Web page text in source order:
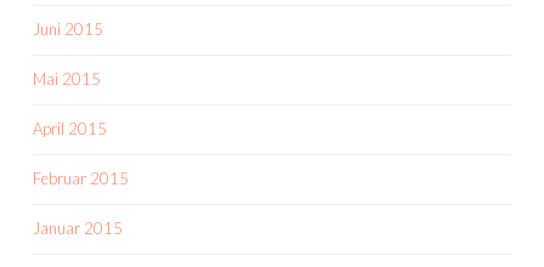
Juni 2015
Mai 2015
April 2015
Februar 2015
Januar 2015